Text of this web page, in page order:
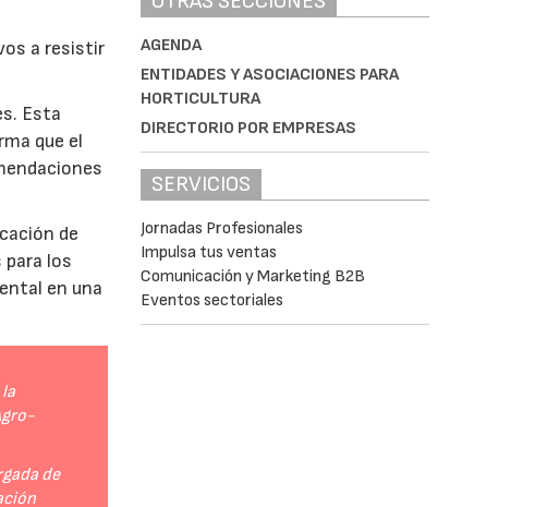
a resistir
Esta
que el
de
los
en una
de
AGENDA
ENTIDADES Y ASOCIACIONES PARA
HORTICULTURA
DIRECTORIO POR EMPRESAS
SERVICIOS
Jornadas Profesionales
Impulsa tus ventas
Comunicación y Marketing B2B
Eventos sectoriales